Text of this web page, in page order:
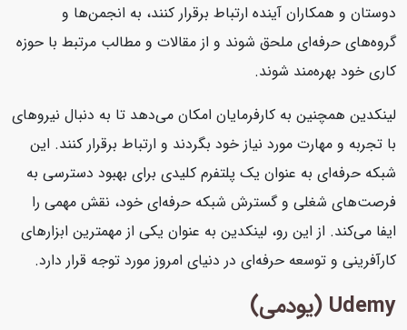
دوستان و همکاران آینده ارتباط برقرار کنند، به انجمن‌ها و
گروه‌های حرفه‌ای ملحق شوند و از مقالات و مطالب مرتبط با حوزه
کاری خود بهره‌مند شوند.
لینکدین همچنین به کارفرمایان امکان می‌دهد تا به دنبال نیروهای
با تجربه و مهارت مورد نیاز خود بگردند و ارتباط برقرار کنند. این
شبکه حرفه‌ای به عنوان یک پلتفرم کلیدی برای بهبود دسترسی به
فرصت‌های شغلی و گسترش شبکه حرفه‌ای خود، نقش مهمی را
ایفا می‌کند. از این رو، لینکدین به عنوان یکی از مهمترین ابزارهای
کارآفرینی و توسعه حرفه‌ای در دنیای امروز مورد توجه قرار دارد.
Udemy (یودمی)